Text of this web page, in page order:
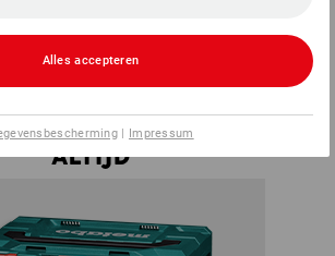
zijn hierbij vrijwel geen grenzen
gesteld.
PAST
ALTIJD
Alles accepteren
| Impressum